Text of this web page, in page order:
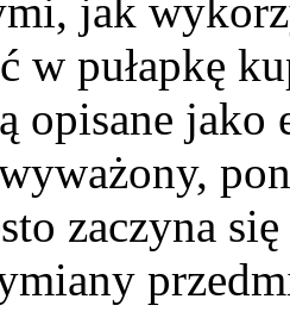
jak
w pułapkę
opisane
zaczyna